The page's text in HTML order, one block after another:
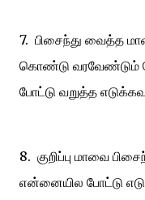
7. பிசைந்து வைத்த
கொண்டு வரவேண்டும்
போட்டு வறுத்த
8. குறிப்பு மாவை
என்னையில போட்டு